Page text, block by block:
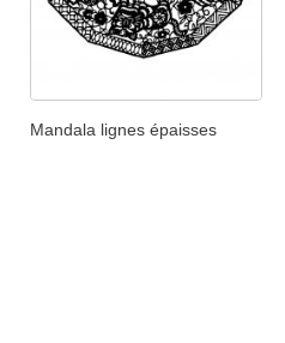
Mandala lignes épaisses